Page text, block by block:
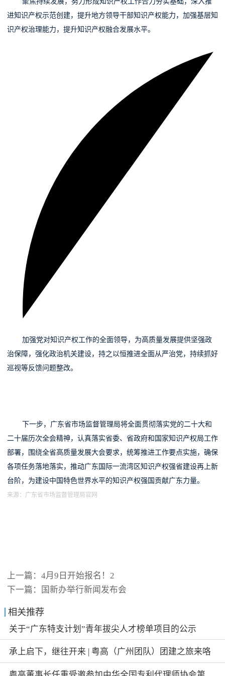
进知识产权示范创建，提升地方领导干部知识产权能力，加强基层知
识产权治理能力，提升知识产权融合发展水平。
加强党对知识产权工作的全面领导， 为高质量发展提供坚强政
治保障，强化政治机关建设，持之以恒推进全面从严治党，持续抓好
巡视等反馈问题整改。
下一步，广东省市场监督管理局将全面贯彻落实党的二十大和
二十届历次全会精神，认真落实省委、省政府和国家知识产权局工作
部署，围绕全省高质量发展大会要求，统筹推进工作要点实施，确保
各项任务落地落实，推动广东国际一流湾区知识产权强省建设再上新
台阶，为建设中国特色世界水平的知识产权强国贡献广东力量。
来源： 广东省市场监督管理局官网
上一篇： 4月9日开始报名！2
下一篇：
国新办举行新闻发布会
相关推荐
关于“广东特支计划”青年拔尖人才榜单项目的公示
承上启下，继往开来 | 粤高（广州团队）团建之旅来咯
~